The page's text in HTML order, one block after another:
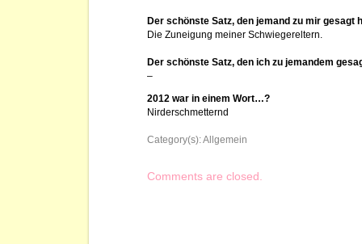
Der schönste Satz, den jemand zu mir gesagt
Die Zuneigung meiner Schwiegereltern.
Der schönste Satz, den ich zu jemandem
–
2012 war in einem Wort…?
Nirderschmetternd
Category(s):Allgemein
Comments are closed.